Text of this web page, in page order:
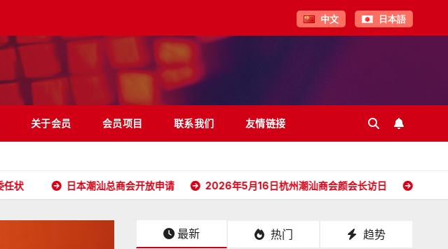
中文 日本語
关于会员 会员项目 联系我们 友情链接
日本潮汕总商会开放申请 2026年5月16日杭州潮汕商会颜会长访日 2026年4月26日
最新 热门 趋势